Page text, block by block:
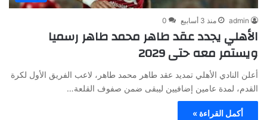
admin منذ 3 أسابيع 0
الأهلي يجدد عقد طاهر محمد طاهر رسميا
ويستمر معه حتى 2029
أعلن النادي الأهلي تمديد عقد طاهر محمد طاهر، لاعب الفريق الأول لكرة
القدم، لمدة عامين إضافيين ليبقى ضمن صفوف القلعة…
أكمل القراءة »